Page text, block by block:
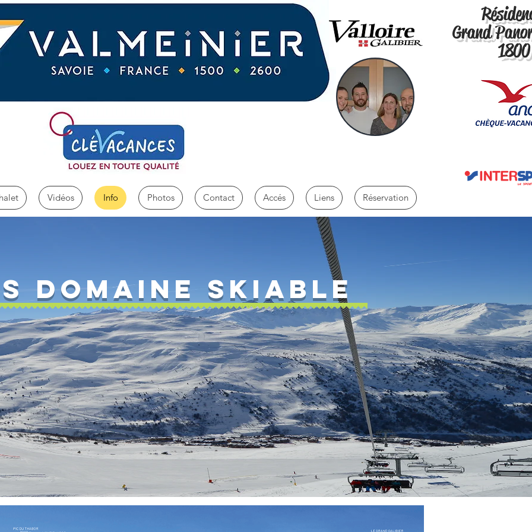
Vidéos Info Photos Contact Accés Liens Réservation
Grand
1800
DOMAINE SKIABLE